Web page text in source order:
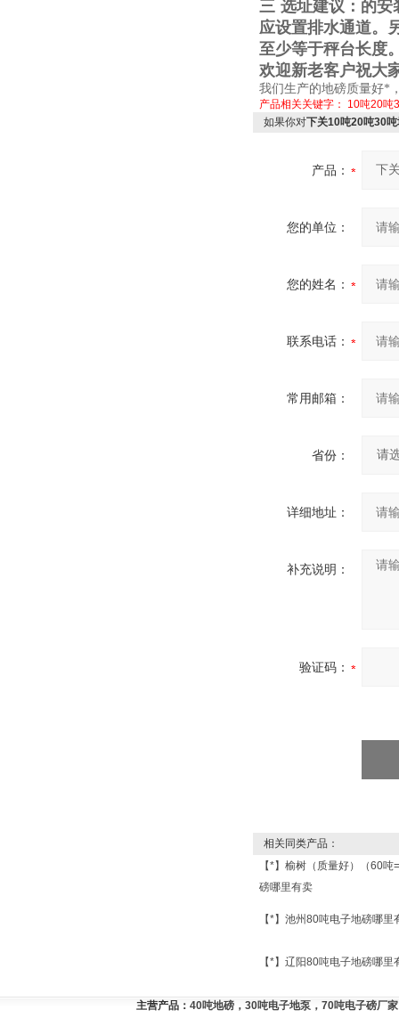
三 选址建议：的安
应设置排水通道。
至少等于秤台长度
欢迎新老客户祝大
我们生产的地磅质量好*
产品相关关键字： 10吨20吨
如果你对下关10吨20吨30
产品：
您的单位：
您的姓名：
联系电话：
常用邮箱：
省份：
详细地址：
补充说明：
验证码：
相关同类产品：
【*】榆树（质量好）（60
磅哪里有卖
【*】池州80吨电子地磅哪里
【*】辽阳80吨电子地磅哪里
主营产品： 40吨地磅，30吨电子地泵，70吨电子磅厂